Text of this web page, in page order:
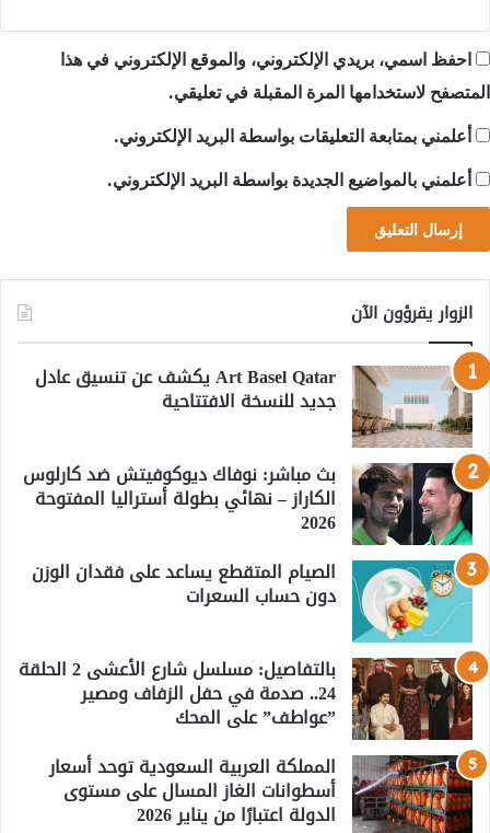
احفظ اسمي، بريدي الإلكتروني، والموقع الإلكتروني في هذا
المتصفح لاستخدامها المرة المقبلة في تعليقي.
أعلمني بمتابعة التعليقات بواسطة البريد الإلكتروني.
أعلمني بالمواضيع الجديدة بواسطة البريد الإلكتروني.
الزوار يقرؤون الآن
Art Basel Qatar يكشف عن تنسيق عادل
جديد للنسخة الافتتاحية
بث مباشر: نوفاك ديوكوفيتش ضد كارلوس
الكاراز – نهائي بطولة أستراليا المفتوحة
2026
الصيام المتقطع يساعد على فقدان الوزن
دون حساب السعرات
بالتفاصيل: مسلسل شارع الأعشى 2 الحلقة
24.. صدمة في حفل الزفاف ومصير
”عواطف” على المحك
المملكة العربية السعودية توحد أسعار
أسطوانات الغاز المسال على مستوى
الدولة اعتبارًا من يناير 2026